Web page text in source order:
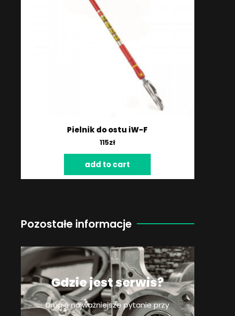
Pielnik do ostu iW-F
115zł
add to cart
Pozostałe informacje
Gdzie jest serwis?
Drugie najważniejsze pytanie przy